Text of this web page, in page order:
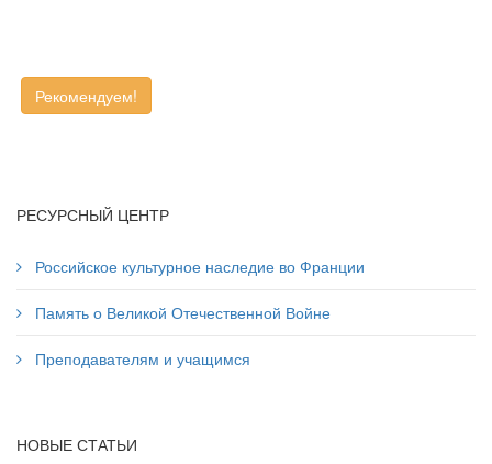
Рекомендуем!
РЕСУРСНЫЙ ЦЕНТР
Российское культурное наследие во Франции
Память о Великой Отечественной Войне
Преподавателям и учащимся
НОВЫЕ СТАТЬИ